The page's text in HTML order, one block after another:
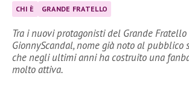
CHI È GRANDE FRATELLO
Tra i nuovi protagonisti del Grande Fratello
GionnyScandal, nome già noto al pubblico
che negli ultimi anni ha costruito una
molto attiva.